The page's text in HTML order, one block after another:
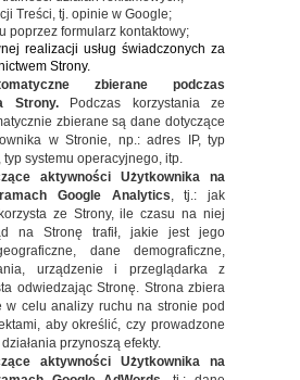
Treści, tj. opinie w Google;
poprzez formularz kontaktowy;
realizacji usług świadczonych za
Strony.
zbierane podczas
Strony.Podczas korzystania ze
zbierane są dane dotyczące
w Stronie, np.: adres IP, typ
systemu operacyjnego, itp.
aktywności Użytkownika na
Google Analytics, tj.: jak
ze Strony, ile czasu na niej
na Stronę trafił, jakie jest jego
dane demograficzne,
urządzenie i przeglądarka z
odwiedzając Stronę. Strona zbiera
w celu analizy ruchu na stronie pod
aby określić, czy prowadzone
przynoszą efekty.
aktywności Użytkownika na